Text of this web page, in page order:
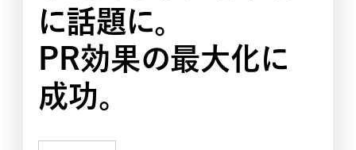
に話題に。
PR効果の最大化に
成功。